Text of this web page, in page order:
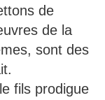
de
de la
sont des
fils prodigue